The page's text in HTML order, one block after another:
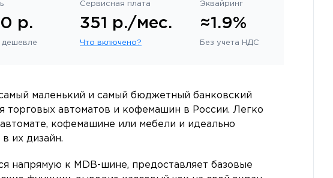
р.
дешевле
Сервисная плата
351 р./мес.
Что включено?
Эквайринг
≈1.9%
Без учета НДС
маленький и самый бюджетный банковский
торговых автоматов и кофемашин в России. Легко
кофемашине или мебели и идеально
их дизайн.
напрямую к MDB-шине, предоставляет базовые